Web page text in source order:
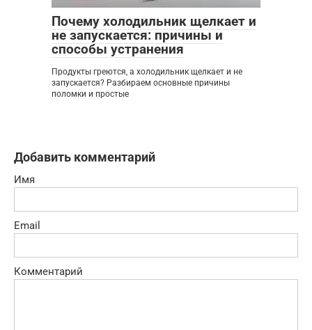
Почему холодильник щелкает и
не запускается: причины и
способы устранения
Продукты греются, а холодильник щелкает и не
запускается? Разбираем основные причины
поломки и простые
Добавить комментарий
Имя
Email
Комментарий